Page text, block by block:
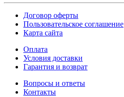
Договор оферты
Пользовательское соглашение
Карта сайта
Оплата
Условия доставки
Гарантия и возврат
Вопросы и ответы
Контакты